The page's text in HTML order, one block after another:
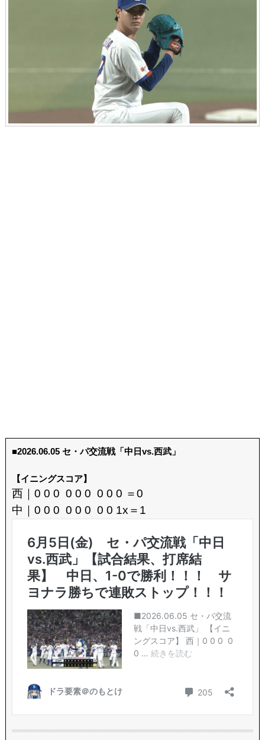
■2026.06.05 セ・パ交流戦「中日vs.西武」
【イニングスコア】
西｜0 0 0 0 0 0 0 0 0 ＝0
中｜0 0 0 0 0 0 0 0 1x＝1